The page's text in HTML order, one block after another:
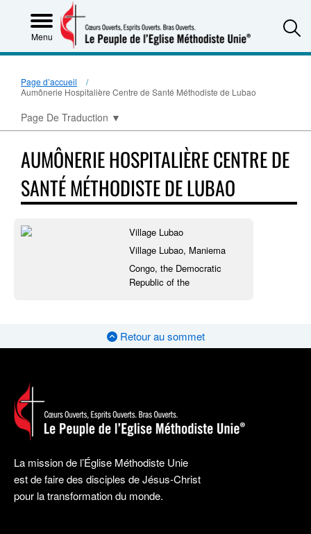
Menu
Page d’accueil
Aumônerie Hospitalière Centre de Santé Méthodiste de Lubao
Page De Traduction ▼
AUMÔNERIE HOSPITALIÈRE CENTRE DE
SANTÉ MÉTHODISTE DE LUBAO
Village Lubao
Village Lubao, Maniema
Congo, the Democratic
Republic of the
Retour au sommet
La mission de l’Église Méthodiste Unie
est de faire des disciples de Jésus-Christ
pour la transformation du monde.